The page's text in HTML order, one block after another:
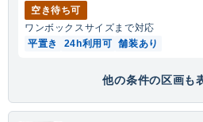
空き待ち可
ワンボックスサイズまで対応
平置き
24h利用可 舗装あり
他の条件の区画も